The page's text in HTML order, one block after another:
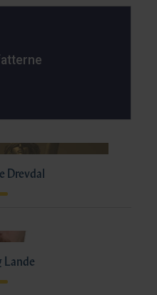
Drevdal
Lande